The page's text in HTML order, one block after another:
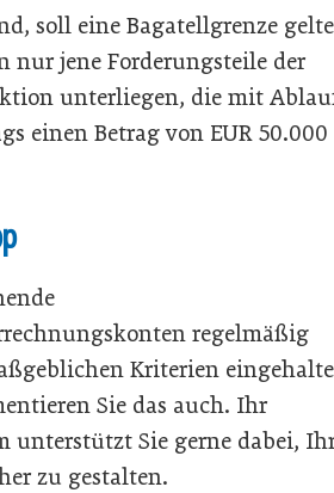
soll eine Bagatellgrenze
nur jene Forderungsteile der
unterliegen, die mit
einen Betrag von EUR 50.000
regelmäßig
Kriterien
Sie das auch. Ihr
unterstützt Sie gerne dabei,
zu gestalten.